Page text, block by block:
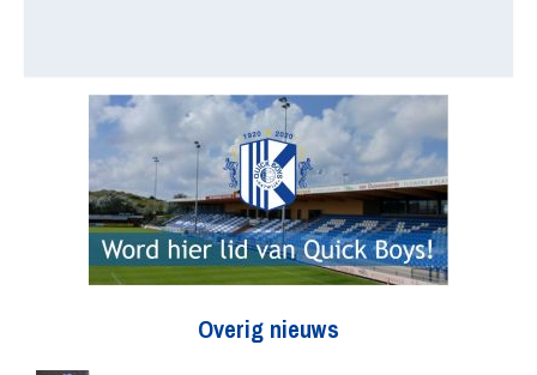
Overig nieuws